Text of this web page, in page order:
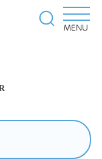
MENU